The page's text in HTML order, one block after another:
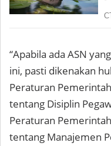
“Apabila ada ASN
ini, pasti dikenakan
Peraturan
tentang Disiplin
Peraturan
tentang Manajemen